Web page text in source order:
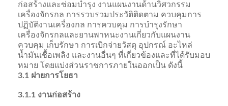
ก่อสร้างและซ่อมบำรุง งานแผนงานด้านวิศวกรรม
เครื่องจักรกล การรวบรวมประวัติติดตาม ควบคุมการ
ปฏิบัติงานเครื่องกล การควบคุม การบำรุงรักษา
เครื่องจักรกลและยานพาหนะงานเกี่ยวกับแผนงาน
ควบคุม เก็บรักษา การเบิกจ่ายวัสดุ อุปกรณ์ อะไหล่
น้ำมันเชื้อเพลิง และงานอื่นๆ ที่เกี่ยวข้องและที่ได้รับมอบ
หมาย โดยแบ่งส่วนราชการภายในออกเป็น ดังนี้
3.1 ฝายการโยธา
3.1.1 งานก่อสร้าง